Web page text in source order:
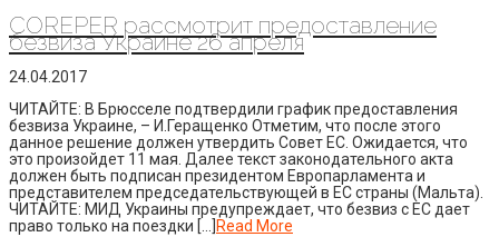
COREPER рассмотрит предоставление
безвиза Украине 26 апреля
24.04.2017
ЧИТАЙТЕ: В Брюсселе подтвердили график предоставления
безвиза Украине, – И.Геращенко Отметим, что после этого
данное решение должен утвердить Совет ЕС. Ожидается, что
это произойдет 11 мая. Далее текст законодательного акта
должен быть подписан президентом Европарламента и
представителем председательствующей в ЕС страны (Мальта).
ЧИТАЙТЕ: МИД Украины предупреждает, что безвиз с ЕС дает
право только на поездки […] Read More